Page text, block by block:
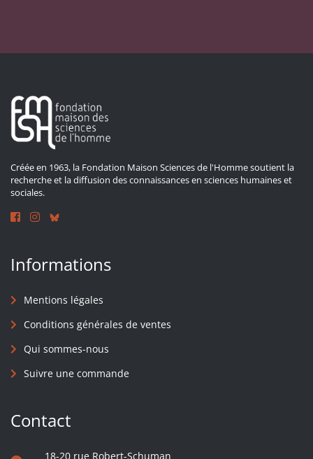
Créée en 1963, la Fondation Maison Sciences de l'Homme soutient la
recherche et la diffusion des connaissances en sciences humaines et
sociales.
Informations
Mentions légales
Conditions générales de ventes
Qui sommes-nous
Suivre une commande
Contact
18-20 rue Robert-Schuman